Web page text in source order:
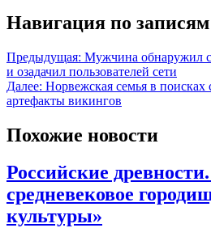
Навигация по записям
Предыдущая: Мужчина обнаружил
и озадачил пользователей сети
Далее: Норвежская семья в поисках
артефакты викингов
Похожие новости
Российские
средневековое
культуры»